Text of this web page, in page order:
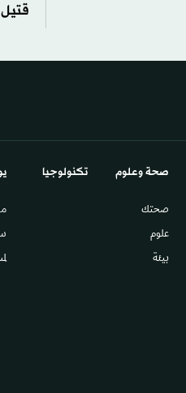
قتيل
صحة وعلوم
صحتك
علوم
بيئة
تكنولوجيا